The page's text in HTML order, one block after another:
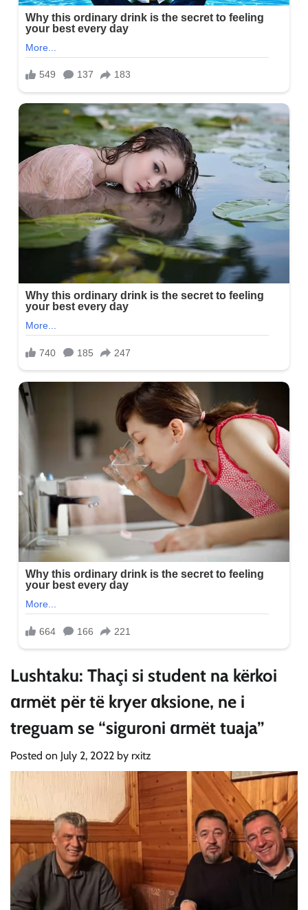
Lushtaku: Thaçi si student na kërkoi
ɑrmët për të kryer ɑksione, ne i
treguam se “siguroni ɑrmët tuaja”
Posted on July 2, 2022 by rxitz